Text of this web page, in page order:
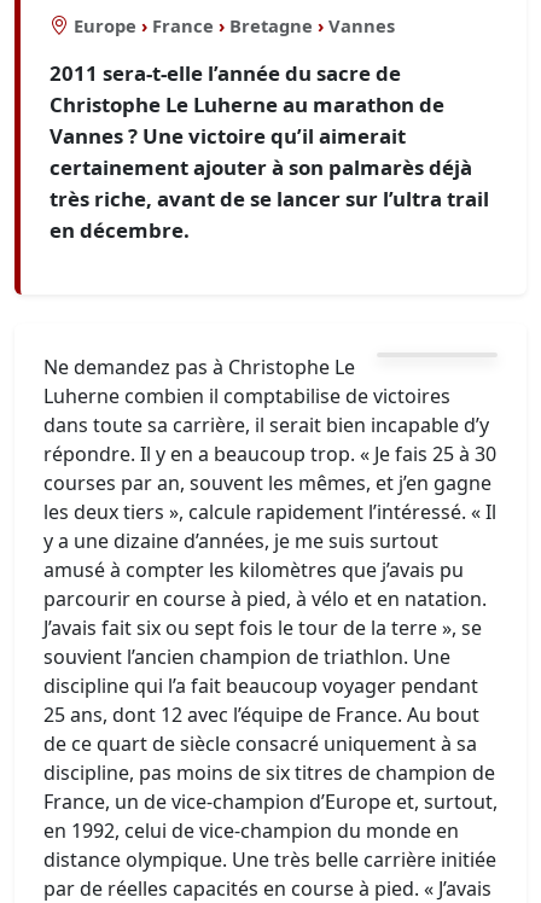
Europe › France › Bretagne › Vannes
2011 sera-t-elle l’année du sacre de
Christophe Le Luherne au marathon de
Vannes ? Une victoire qu’il aimerait
certainement ajouter à son palmarès déjà
très riche, avant de se lancer sur l’ultra trail
en décembre.
Ne demandez pas à Christophe Le
Luherne combien il comptabilise de victoires
dans toute sa carrière, il serait bien incapable d’y
répondre. Il y en a beaucoup trop. « Je fais 25 à 30
courses par an, souvent les mêmes, et j’en gagne
les deux tiers », calcule rapidement l’intéressé. « Il
y a une dizaine d’années, je me suis surtout
amusé à compter les kilomètres que j’avais pu
parcourir en course à pied, à vélo et en natation.
J’avais fait six ou sept fois le tour de la terre », se
souvient l’ancien champion de triathlon. Une
discipline qui l’a fait beaucoup voyager pendant
25 ans, dont 12 avec l’équipe de France. Au bout
de ce quart de siècle consacré uniquement à sa
discipline, pas moins de six titres de champion de
France, un de vice-champion d’Europe et, surtout,
en 1992, celui de vice-champion du monde en
distance olympique. Une très belle carrière initiée
par de réelles capacités en course à pied. « J’avais